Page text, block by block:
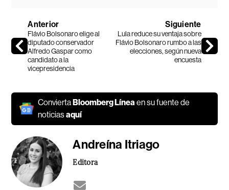
Anterior
Flávio Bolsonaro elige al
diputado conservador
Alfredo Gaspar como
candidato a la
vicepresidencia
Siguiente
Lula reduce su ventaja sobre
Flávio Bolsonaro rumbo a las
elecciones, según nueva
encuesta
ConviertaBloomberg Línea en su fuente de
noticiasaquí
Andreína Itriago
Editora